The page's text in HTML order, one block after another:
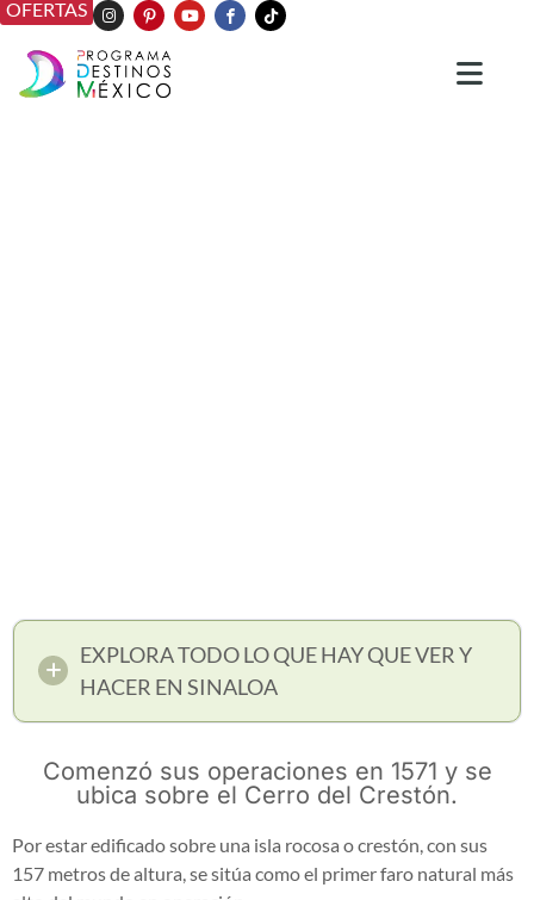
OFERTAS
EXPLORA TODO LO QUE HAY QUE VER Y
HACER EN SINALOA
Comenzó sus operaciones en 1571 y se
ubica sobre el Cerro del Crestón.
Por estar edificado sobre una isla rocosa o crestón, con sus
157 metros de altura, se sitúa como el primer faro natural más